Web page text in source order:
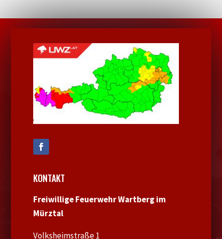
KONTAKT
Freiwillige Feuerwehr Wartberg im
Mürztal
Volksheimstraße 1